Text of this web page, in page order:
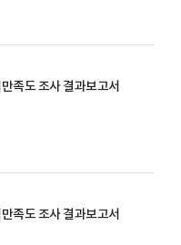
족도 조사 결과보고서
족도 조사 결과보고서